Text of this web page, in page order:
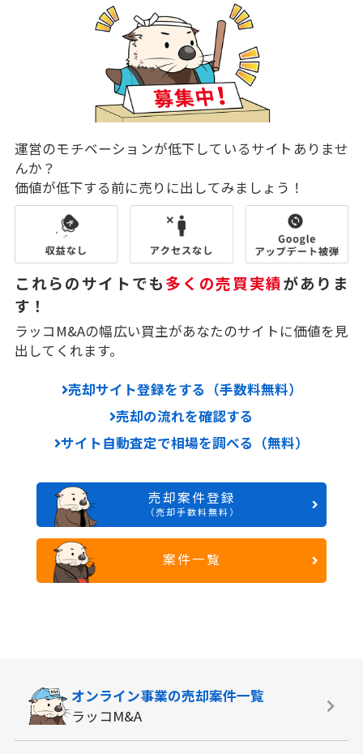
運営のモチベーションが低下しているサイトありませ
んか？
価値が低下する前に売りに出してみましょう！
これらのサイトでも多くの売買実績がありま
す！
ラッコM&Aの幅広い買主があなたのサイトに価値を見
出してくれます。
売却サイト登録をする（手数料無料）
売却の流れを確認する
サイト自動査定で相場を調べる（無料）
売却案件登録
（売却手数料無料）
案件一覧
オンライン事業の売却案件一覧
ラッコM&A